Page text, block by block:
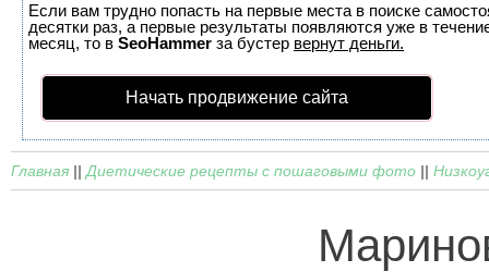
Если вам трудно попасть на первые места в поиске
десятки раз, а первые результаты появляются уже в
месяц, то в SeoHammer за бустер вернут деньги.
Начать продвижение сайта
Главная || Диетические рецепты с пошаговыми фото ||